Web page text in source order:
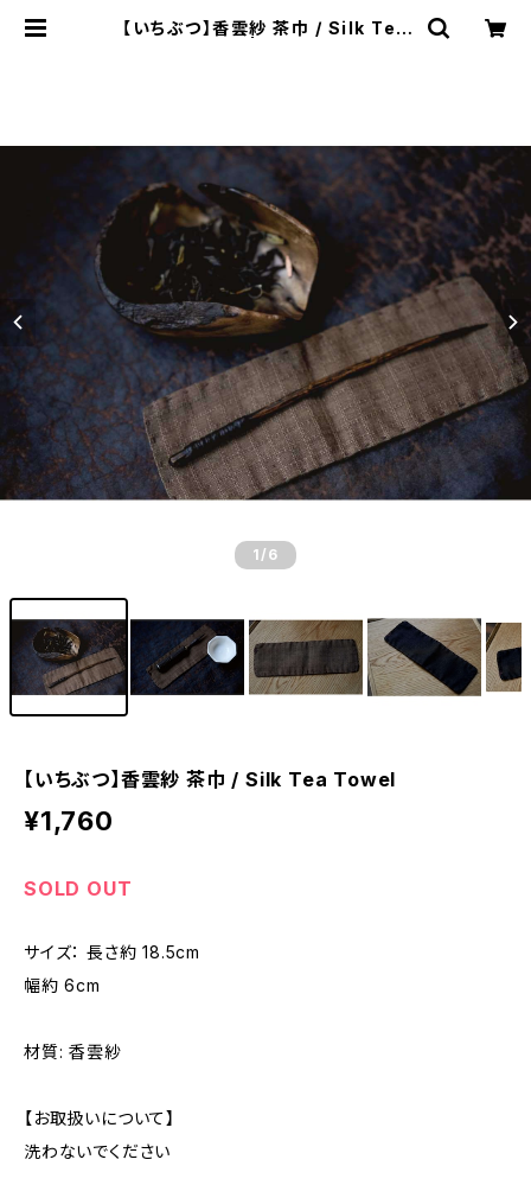
【いちぶつ】香雲紗 茶巾 / Silk Tea
1 /6
【いちぶつ】香雲紗 茶巾 / Silk Tea Towel
¥1,760
SOLD OUT
サイズ： 長さ約 18.5cm
幅約 6cm
材質: 香雲紗
【お取扱いについて】
洗わないでください